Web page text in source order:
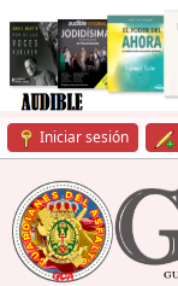
Iniciar sesión